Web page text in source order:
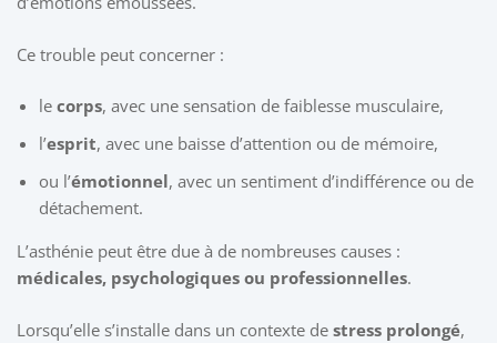
Ce trouble peut concerner :
le corps, avec une sensation de faiblesse musculaire,
l’esprit, avec une baisse d’attention ou de mémoire,
ou l’émotionnel, avec un sentiment d’indifférence ou de
détachement.
L’asthénie peut être due à de nombreuses causes :
médicales, psychologiques ou professionnelles.
Lorsqu’elle s’installe dans un contexte de stress prolongé,